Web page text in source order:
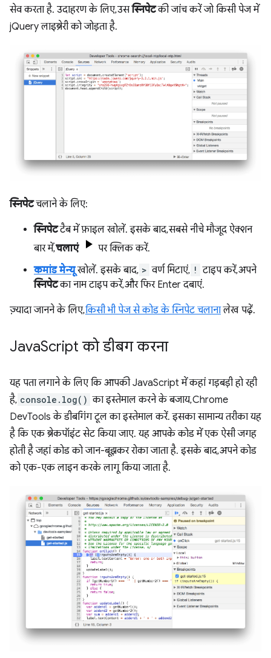
सेव करता है. उदाहरण के लिए, उसस्निपेटकी जांच करें जो किसी पेज में
jQuery लाइब्रेरी को जोड़ता है.
स्निपेटचलाने के लिए:
स्निपेटटैब में फ़ाइल खोलें. इसके बाद, सबसे नीचे मौजूद ऐक्शन
बार में,चलाएं
पर क्लिक करें.
कमांड मेन्यूखोलें. इसके बाद, > वर्ण मिटाएं, ! टाइप करें, अपने
स्निपेटका नाम टाइप करें, और फिर Enter दबाएं.
ज़्यादा जानने के लिए,किसी भी पेज से कोड के स्निपेट चलानालेख पढ़ें.
JavaScript को डीबग करना
यह पता लगाने के लिए कि आपकी JavaScript में कहां गड़बड़ी हो रही
है, console.log() का इस्तेमाल करने के बजाय, Chrome
DevTools के डीबगिंग टूल का इस्तेमाल करें. इसका सामान्य तरीका यह
है कि एक ब्रेकपॉइंट सेट किया जाए. यह आपके कोड में एक ऐसी जगह
होती है जहां कोड को जान-बूझकर रोका जाता है. इसके बाद, अपने कोड
को एक-एक लाइन करके लागू किया जाता है.